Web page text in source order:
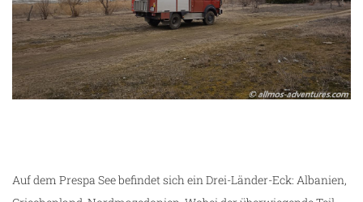
Auf dem Prespa See befindet sich ein Drei-Länder-Eck: Albanien,